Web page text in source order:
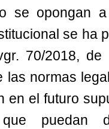
se opongan
se ha
70/2018,
las normas
en el futuro
que puedan